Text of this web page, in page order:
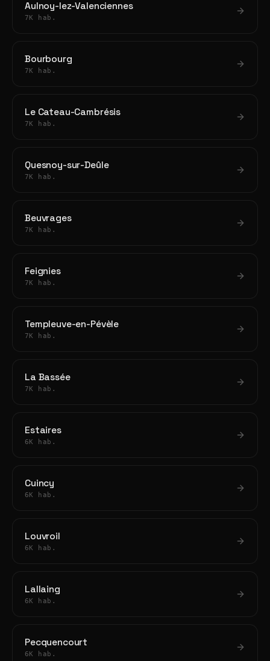
Aulnoy-lez-Valenciennes
7K hab.
Bourbourg
7K hab.
Le Cateau-Cambrésis
7K hab.
Quesnoy-sur-Deûle
7K hab.
Beuvrages
7K hab.
Feignies
7K hab.
Templeuve-en-Pévèle
7K hab.
La Bassée
7K hab.
Estaires
6K hab.
Cuincy
6K hab.
Louvroil
6K hab.
Lallaing
6K hab.
Pecquencourt
6K hab.